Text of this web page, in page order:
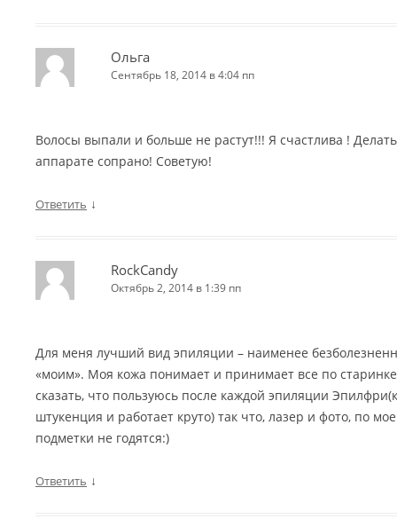
Ольга
Сентябрь 18, 2014 в 4:04 пп
Волосы выпали и больше не растут!!! Я счастлива !
аппарате сопрано! Советую!
Ответить ↓
RockCandy
Октябрь 2, 2014 в 1:39 пп
Для меня лучший вид эпиляции – наименее
«моим». Моя кожа понимает и принимает все по
сказать, что пользуюсь после каждой эпиляции
штукенция и работает круто) так что, лазер и фото, по
подметки не годятся:)
Ответить ↓